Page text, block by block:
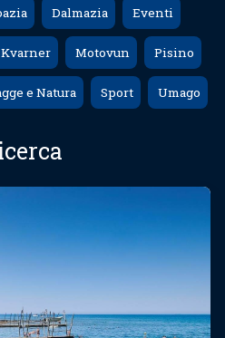
Dalmazia Eventi
Kvarner Motovun Pisino
e Natura Sport Umago